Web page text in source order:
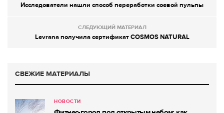
Исследователи нашли способ переработки соевой пульпы
СЛЕДУЮЩИЙ МАТЕРИАЛ
Levrana получила сертификат COSMOS NATURAL
СВЕЖИЕ МАТЕРИАЛЫ
НОВОСТИ